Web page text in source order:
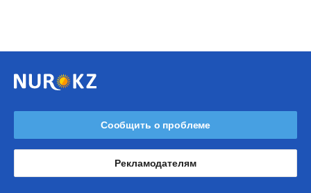
Сообщить о проблеме
Рекламодателям